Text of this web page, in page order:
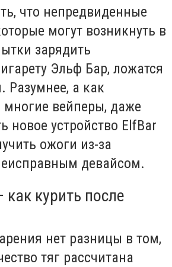
что непредвиденные
могут возникнуть в
зарядить
Эльф Бар, ложатся
Разумнее, а как
многие вейперы, даже
новое устройство ElfBar
ожоги из-за
девайсом.
как курить после
нет разницы в том,
тяг рассчитана